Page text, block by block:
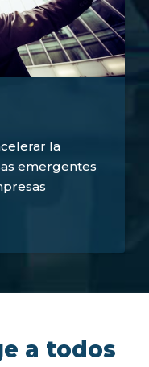
la
emergentes
a todos